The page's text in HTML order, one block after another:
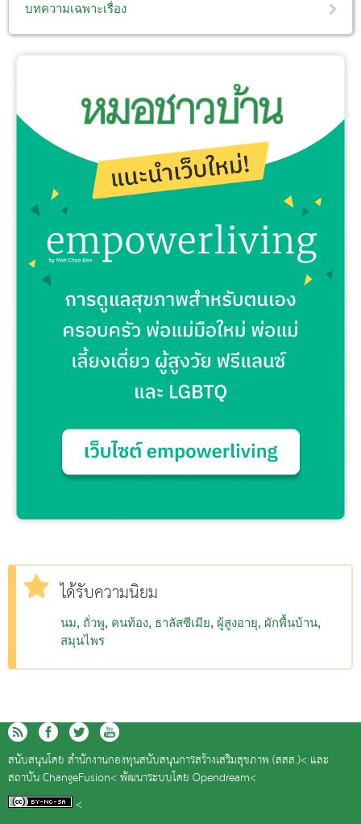
บทความเฉพาะเรื่อง
ได้รับความนิยม
นม ถั่วพู คนท้อง ธาลัสซีเมีย ผู้สูงอายุ ผักพื้นบ้าน
สมุนไพร
สนับสนุนโดย สำนักงานกองทุนสนับสนุนการสร้างเสริมสุขภาพ (สสส.)< และ
สถาบัน ChangeFusion<พัฒนาระบบโดย Opendream<
<